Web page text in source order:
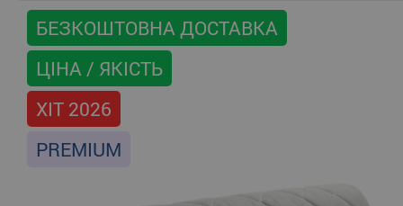
БЕЗКОШТОВНА ДОСТАВКА
ЦІНА / ЯКІСТЬ
ХІТ 2026
PREMIUM